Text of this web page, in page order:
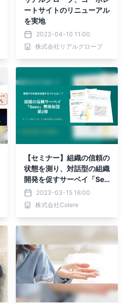
ートサイトのリニューアル
を実地
2023-04-10 11:00
株式会社リアルグローブ
【セミナー】組織の信頼の
状態を測り、対話型の組織
開発を促すサーベイ「See
n」開発秘話
2023-03-15 16:00
株式会社Colere